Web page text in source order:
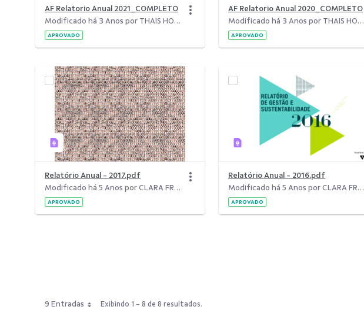
AF Relatorio Anual 2021_COMPLETO
Modificado há 3 Anos por THAIS HORN.
APROVADO
AF Relatorio Anual 2020_COMPLETO
Modificado há 3 Anos por THAIS HORN.
APROVADO
Relatório Anual - 2017.pdf
Modificado há 5 Anos por CLARA FREITAS DA SILVA.
APROVADO
Relatório Anual - 2016.pdf
Modificado há 5 Anos por CLARA FREITAS DA SILVA.
APROVADO
9 Entradas Exibindo 1 - 8 de 8 resultados.